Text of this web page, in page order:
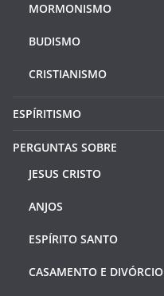
MORMONISMO
BUDISMO
CRISTIANISMO
ESPÍRITISMO
PERGUNTAS SOBRE
JESUS CRISTO
ANJOS
ESPÍRITO SANTO
CASAMENTO E DIVÓRCIO